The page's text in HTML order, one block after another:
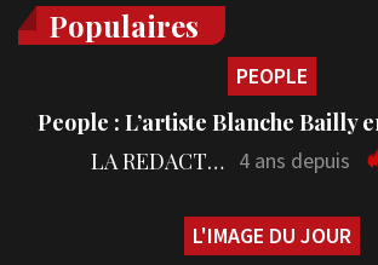
Populaires
PEOPLE
People : L’artiste Blanche Bailly
LA REDACTION 4 ans depuis
L'IMAGE DU JOUR